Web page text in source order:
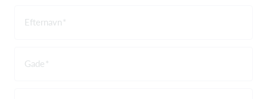
Efternavn
Gade